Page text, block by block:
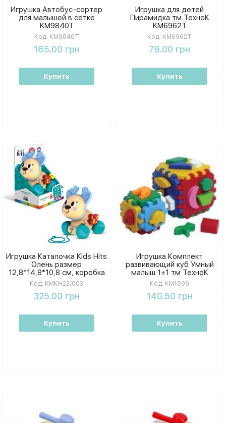
Игрушка Автобус-сортер
для малышей в сетке
KM9840T
Код: KM9840T
165.00 грн
Купить
Игрушка для детей
Пирамидка тм ТехноК
KM6962T
Код: KM6962T
79.00 грн
Купить
Игрушка Каталочка Kids Hits
Олень размер
12,8*14,8*10,8 см, коробка
14,8*22,4*12,5 см
KMKH22/003
Код: KMKH22/003
325.00 грн
Купить
Игрушка Комплект
развивающий куб Умный
малыш 1+1 тм ТехноК
KM1899
Код: KM1899
140.50 грн
Купить